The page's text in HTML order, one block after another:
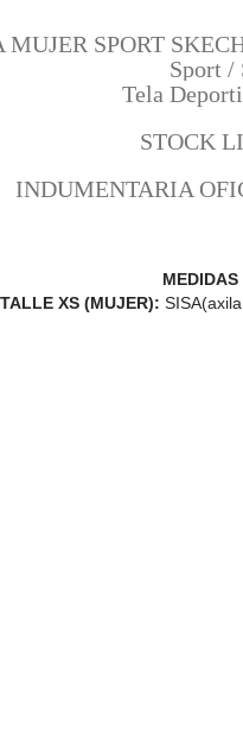
MUJER SPORT
Sport /
Tela
STOCK
INDUMENTARIA
TALLE XS (MUJER):